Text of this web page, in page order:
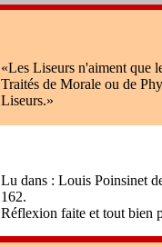
«Les Liseurs n'aiment que
Traités de Morale ou de
Liseurs.»
Lu dans : Louis Poinsinet
162.
Réflexion faite et tout bien